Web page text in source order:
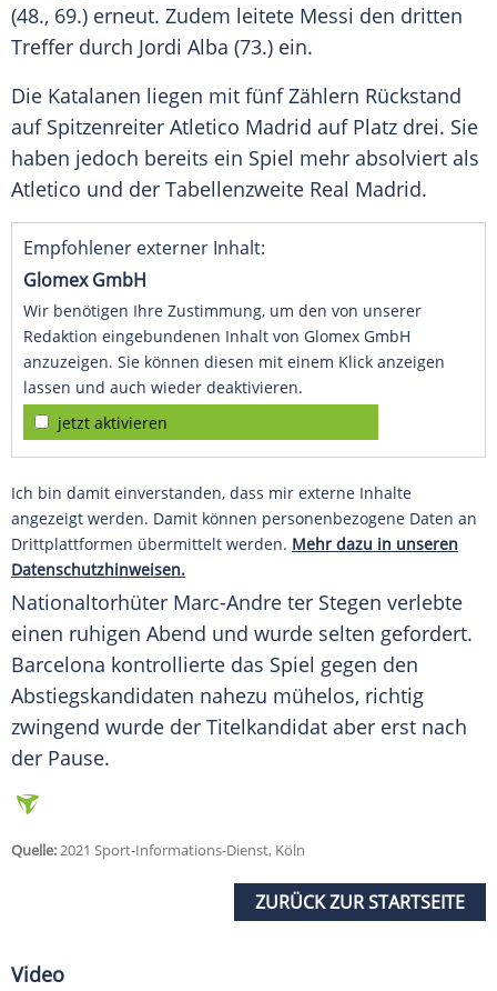
(48., 69.) erneut. Zudem leitete Messi den dritten
Treffer durch Jordi Alba (73.) ein.
Die Katalanen liegen mit fünf Zählern Rückstand
auf Spitzenreiter Atletico Madrid auf Platz drei. Sie
haben jedoch bereits ein Spiel mehr absolviert als
Atletico und der Tabellenzweite Real Madrid.
Empfohlener externer Inhalt:
Glomex GmbH
Wir benötigen Ihre Zustimmung, um den von unserer
Redaktion eingebundenen Inhalt von Glomex GmbH
anzuzeigen. Sie können diesen mit einem Klick anzeigen
lassen und auch wieder deaktivieren.
jetzt aktivieren
Ich bin damit einverstanden, dass mir externe Inhalte
angezeigt werden. Damit können personenbezogene Daten an
Drittplattformen übermittelt werden. Mehr dazu in unseren
Datenschutzhinweisen.
Nationaltorhüter Marc-Andre ter Stegen verlebte
einen ruhigen Abend und wurde selten gefordert.
Barcelona kontrollierte das Spiel gegen den
Abstiegskandidaten nahezu mühelos, richtig
zwingend wurde der Titelkandidat aber erst nach
der Pause.
Quelle:2021 Sport-Informations-Dienst, Köln
ZURÜCK ZUR STARTSEITE
Video